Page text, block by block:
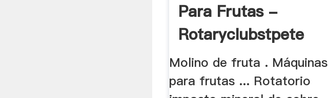
Para Frutas -
Rotaryclubstpete
Molino de fruta . Máquinas
para frutas ... Rotatorio